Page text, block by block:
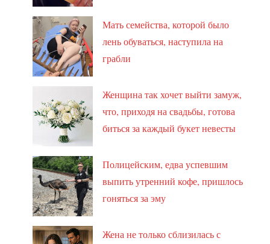
Мать семейства, которой было
лень обуваться, наступила на
грабли
Женщина так хочет выйти замуж,
что, приходя на свадьбы, готова
биться за каждый букет невесты
Полицейским, едва успевшим
выпить утренний кофе, пришлось
гоняться за эму
Жена не только сблизилась с